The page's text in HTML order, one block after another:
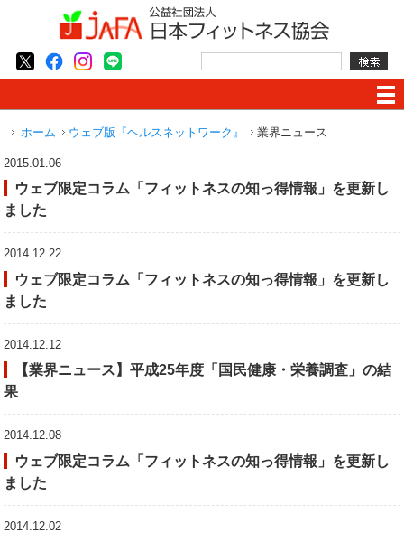
ホーム ウェブ版『ヘルスネットワーク』 業界ニュース
2015.01.06
ウェブ限定コラム「フィットネスの知っ得情報」を更新し
ました
2014.12.22
ウェブ限定コラム「フィットネスの知っ得情報」を更新し
ました
2014.12.12
【業界ニュース】平成25年度「国民健康・栄養調査」の結
果
2014.12.08
ウェブ限定コラム「フィットネスの知っ得情報」を更新し
ました
2014.12.02